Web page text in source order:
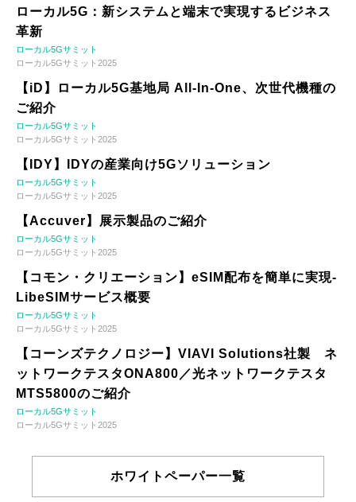
ローカル5G：新システムと端末で実現するビジネス
革新
ローカル5Gサミット
ローカル5Gサミット2025
【iD】ローカル5G基地局 All-In-One、次世代機種の
ご紹介
ローカル5Gサミット
ローカル5Gサミット2025
【IDY】IDYの産業向け5Gソリューション
ローカル5Gサミット
ローカル5Gサミット2025
【Accuver】展示製品のご紹介
ローカル5Gサミット
ローカル5Gサミット2025
【コモン・クリエーション】eSIM配布を簡単に実現-
LibeSIMサービス概要
ローカル5Gサミット
ローカル5Gサミット2025
【コーンズテクノロジー】VIAVI Solutions社製 ネ
ットワークテスタONA800／光ネットワークテスタ
MTS5800のご紹介
ローカル5Gサミット
ローカル5Gサミット2025
ホワイトペーパー一覧